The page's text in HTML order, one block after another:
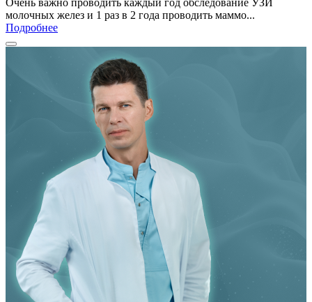
Очень важно проводить каждый год обследование УЗИ
молочных желез и 1 раз в 2 года проводить маммо...
Подробнее